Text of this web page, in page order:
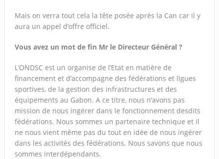
Mais on verra tout cela la tête posée après la Can car il y
aura un appel d’offre officiel.
Vous avez un mot de fin Mr le Directeur Général ?
L’ONDSC est un organise de l’Etat en matière de
financement et d’accompagne des fédérations et ligues
sportives, de la gestion des infrastructures et des
équipements au Gabon. A ce titre, nous n’avons pas
mission de nous ingérer dans le fonctionnement desdits
fédérations. Nous sommes un partenaire technique et il
ne nous vient même pas du tout en idée de nous ingérer
dans les activités des fédérations. Nous savons que nous
sommes interdépendants.